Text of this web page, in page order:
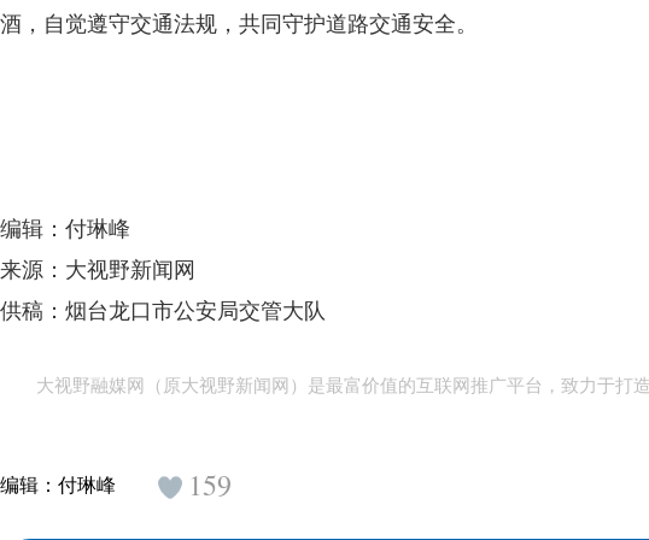
酒，自觉遵守交通法规，共同守护道路交通安全。
编辑：付琳峰
来源：大视野新闻网
供稿：烟台龙口市公安局交管大队
大视野融媒网（原大视野新闻网）是最富价值的互联网推广平台，致力于打
编辑： 付琳峰 159